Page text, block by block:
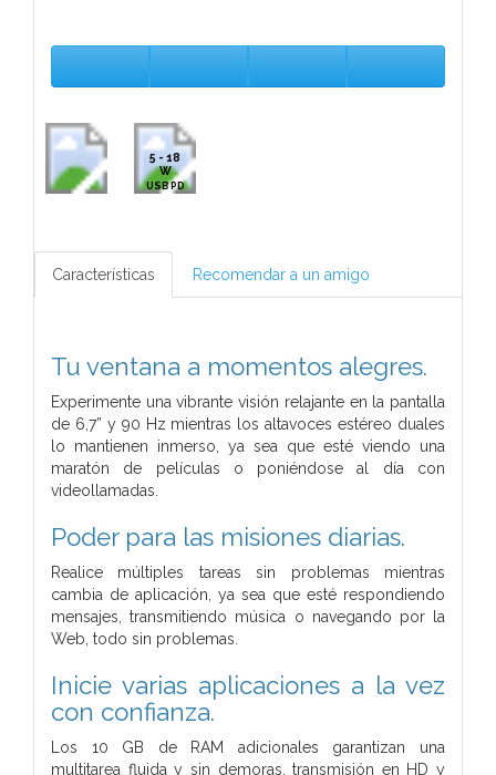
5 - 18
W
USB PD
Características Recomendar a un amigo
Tu ventana a momentos alegres.
Experimente una vibrante visión relajante en la pantalla
de 6,7” y 90 Hz mientras los altavoces estéreo duales
lo mantienen inmerso, ya sea que esté viendo una
maratón de películas o poniéndose al día con
videollamadas.
Poder para las misiones diarias.
Realice múltiples tareas sin problemas mientras
cambia de aplicación, ya sea que esté respondiendo
mensajes, transmitiendo música o navegando por la
Web, todo sin problemas.
Inicie varias aplicaciones a la vez
con confianza.
Los 10 GB de RAM adicionales garantizan una
multitarea fluida y sin demoras, transmisión en HD y